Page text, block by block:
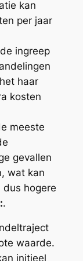
kan
per jaar
ingreep
haar
kosten
meeste
gevallen
wat kan
hogere
.
waarde.
initieel